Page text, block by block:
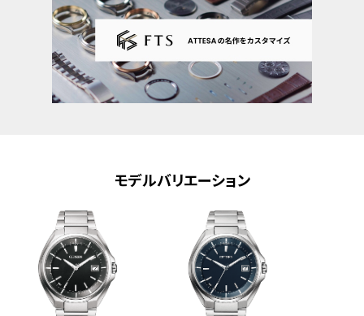
日本製
メーカー保証
国際保証3年間(購入後1年以内にMY
CITIZENご登録で国内保証5年間)
モデルバリエーション